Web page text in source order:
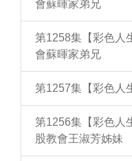
會蘇暉家弟兄
第1258集【彩色人
會蘇暉家弟兄
第1257集【彩色人
第1256集【彩色人
股教會王淑芳姊妹